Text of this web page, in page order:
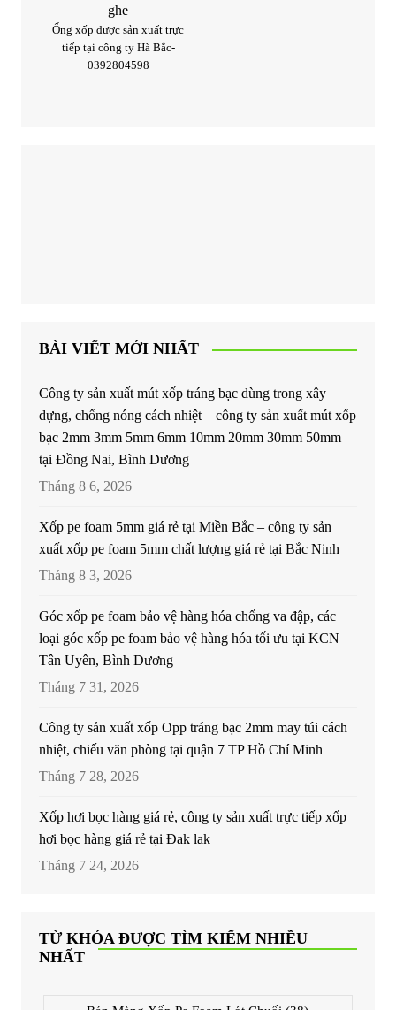
Ống xốp được sản xuất trực
tiếp tại công ty Hà Bắc-
0392804598
BÀI VIẾT MỚI NHẤT
Công ty sản xuất mút xốp tráng bạc dùng trong xây
dựng, chống nóng cách nhiệt – công ty sản xuất mút xốp
bạc 2mm 3mm 5mm 6mm 10mm 20mm 30mm 50mm
tại Đồng Nai, Bình Dương
Tháng 8 6, 2026
Xốp pe foam 5mm giá rẻ tại Miền Bắc – công ty sản
xuất xốp pe foam 5mm chất lượng giá rẻ tại Bắc Ninh
Tháng 8 3, 2026
Góc xốp pe foam bảo vệ hàng hóa chống va đập, các
loại góc xốp pe foam bảo vệ hàng hóa tối ưu tại KCN
Tân Uyên, Bình Dương
Tháng 7 31, 2026
Công ty sản xuất xốp Opp tráng bạc 2mm may túi cách
nhiệt, chiếu văn phòng tại quận 7 TP Hồ Chí Minh
Tháng 7 28, 2026
Xốp hơi bọc hàng giá rẻ, công ty sản xuất trực tiếp xốp
hơi bọc hàng giá rẻ tại Đak lak
Tháng 7 24, 2026
TỪ KHÓA ĐƯỢC TÌM KIẾM NHIỀU
NHẤT